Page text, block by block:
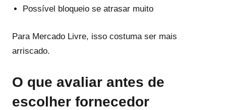
Possível bloqueio se atrasar muito
Para Mercado Livre, isso costuma ser mais
arriscado.
O que avaliar antes de
escolher fornecedor